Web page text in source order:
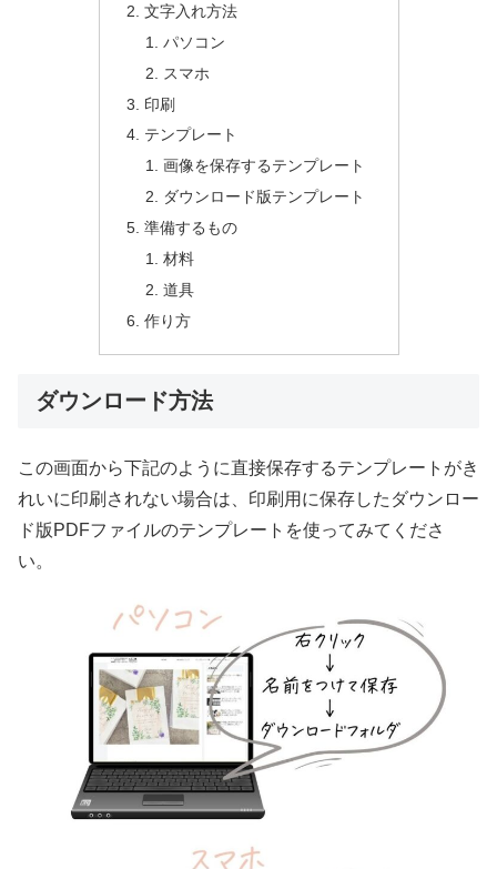
文字入れ方法
パソコン
スマホ
印刷
テンプレート
画像を保存するテンプレート
ダウンロード版テンプレート
準備するもの
材料
道具
作り方
ダウンロード方法
この画面から下記のように直接保存するテンプレートがき
れいに印刷されない場合は、印刷用に保存したダウンロー
ド版PDFファイルのテンプレートを使ってみてくださ
い。